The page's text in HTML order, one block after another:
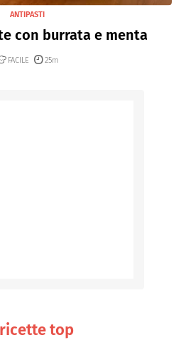
ANTIPASTI
con burrata e menta
FACILE 25m
top